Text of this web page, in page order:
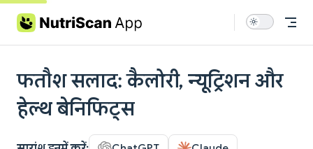
Skip to content
फतौश सलाद: कैलोरी, न्यूट्रिशन और
हेल्थ बेनिफिट्स